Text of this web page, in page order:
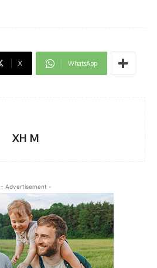
X WhatsApp
XH M
- Advertisement -